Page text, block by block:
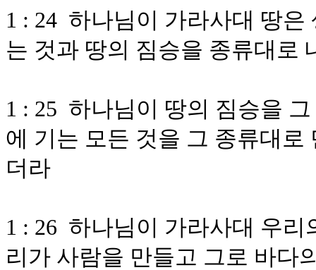
1 : 24 하나님이 가라사대 땅
는 것과 땅의 짐승을 종류대로
1 : 25 하나님이 땅의 짐승을
에 기는 모든 것을 그 종류대
더라
1 : 26 하나님이 가라사대 우
리가 사람을 만들고 그로 바다